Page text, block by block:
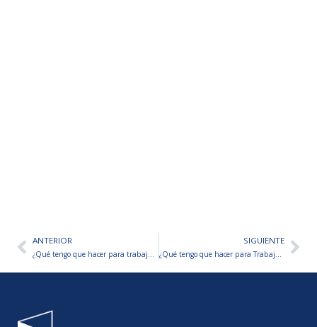
AntANTERIOR
¿Qué tengo que hacer para trabajar en Trenes Argentinos?
SIGUIENTE
¿Qué tengo que hacer para Trabajar en ARCOR? – TE CONTAMOS PASO A PASO